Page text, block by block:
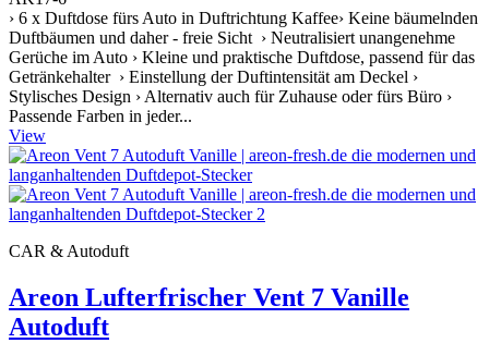
› 6 x Duftdose fürs Auto in Duftrichtung Kaffee› Keine bäumelnden
Duftbäumen und daher - freie Sicht › Neutralisiert unangenehme
Gerüche im Auto › Kleine und praktische Duftdose, passend für das
Getränkehalter › Einstellung der Duftintensität am Deckel ›
Stylisches Design › Alternativ auch für Zuhause oder fürs Büro ›
Passende Farben in jeder...
View
CAR & Autoduft
Areon Lufterfrischer Vent 7 Vanille
Autoduft